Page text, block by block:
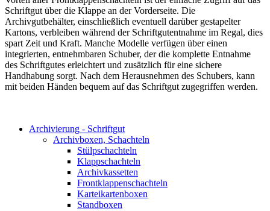
Schriftgut über die Klappe an der Vorderseite. Die
Archivgutbehälter, einschließlich eventuell darüber gestapelter
Kartons, verbleiben während der Schriftgutentnahme im Regal, dies
spart Zeit und Kraft. Manche Modelle verfügen über einen
integrierten, entnehmbaren Schuber, der die komplette Entnahme
des Schriftgutes erleichtert und zusätzlich für eine sichere
Handhabung sorgt. Nach dem Herausnehmen des Schubers, kann
mit beiden Händen bequem auf das Schriftgut zugegriffen werden.
Archivierung - Schriftgut
Archivboxen, Schachteln
Stülpschachteln
Klappschachteln
Archivkassetten
Frontklappenschachteln
Karteikartenboxen
Standboxen